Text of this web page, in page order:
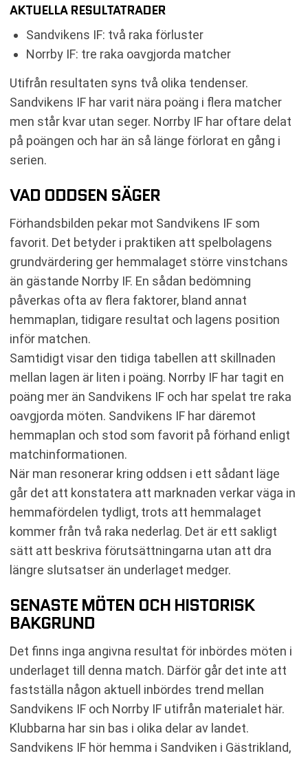
AKTUELLA RESULTATRADER
Sandvikens IF: två raka förluster
Norrby IF: tre raka oavgjorda matcher
Utifrån resultaten syns två olika tendenser.
Sandvikens IF har varit nära poäng i flera matcher
men står kvar utan seger. Norrby IF har oftare delat
på poängen och har än så länge förlorat en gång i
serien.
VAD ODDSEN SÄGER
Förhandsbilden pekar mot Sandvikens IF som
favorit. Det betyder i praktiken att spelbolagens
grundvärdering ger hemmalaget större vinstchans
än gästande Norrby IF. En sådan bedömning
påverkas ofta av flera faktorer, bland annat
hemmaplan, tidigare resultat och lagens position
inför matchen.
Samtidigt visar den tidiga tabellen att skillnaden
mellan lagen är liten i poäng. Norrby IF har tagit en
poäng mer än Sandvikens IF och har spelat tre raka
oavgjorda möten. Sandvikens IF har däremot
hemmaplan och stod som favorit på förhand enligt
matchinformationen.
När man resonerar kring oddsen i ett sådant läge
går det att konstatera att marknaden verkar väga in
hemmafördelen tydligt, trots att hemmalaget
kommer från två raka nederlag. Det är ett sakligt
sätt att beskriva förutsättningarna utan att dra
längre slutsatser än underlaget medger.
SENASTE MÖTEN OCH HISTORISK
BAKGRUND
Det finns inga angivna resultat för inbördes möten i
underlaget till denna match. Därför går det inte att
fastställa någon aktuell inbördes trend mellan
Sandvikens IF och Norrby IF utifrån materialet här.
Klubbarna har sin bas i olika delar av landet.
Sandvikens IF hör hemma i Sandviken i Gästrikland,